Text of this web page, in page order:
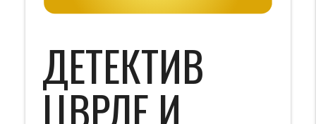
ДЕТЕКТИВ
ЦВРЛЕ И